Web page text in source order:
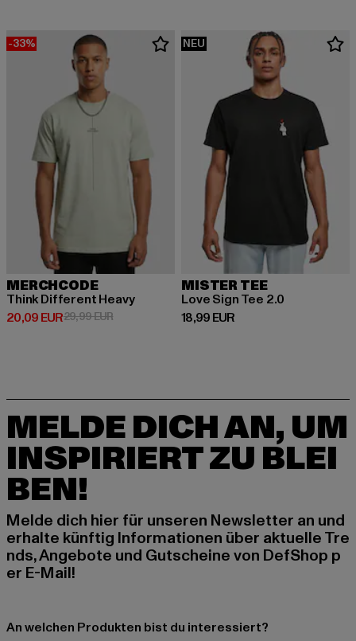
-33%
MERCHCODE
Think Different Heavy
20,09 EUR
Derzeitiger Preis: 20,09 EUR
29,99 EURAktionspreis: 29,99 EUR
NEU
MISTER TEE
Love Sign Tee 2.0
18,99 EUR
Derzeitiger Preis: 18,99 EUR
MELDE DICH AN, UM
INSPIRIERT ZU BLEI
BEN!
Melde dich hier für unseren Newsletter an und
erhalte künftig Informationen über aktuelle Tre
nds, Angebote und Gutscheine von DefShop p
er E-Mail!
An welchen Produkten bist du interessiert?